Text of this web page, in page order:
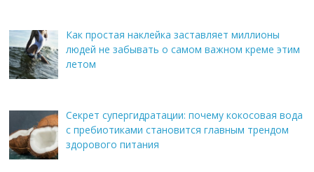
Как простая наклейка заставляет миллионы
людей не забывать о самом важном креме этим
летом
Секрет супергидратации: почему кокосовая вода
с пребиотиками становится главным трендом
здорового питания